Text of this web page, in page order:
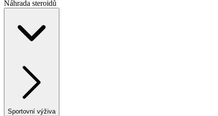
Náhrada steroidů
Sportovní výživa